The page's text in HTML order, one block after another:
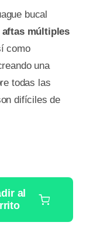
bucal
aftas múltiples
como
una
todas las
difíciles de
al